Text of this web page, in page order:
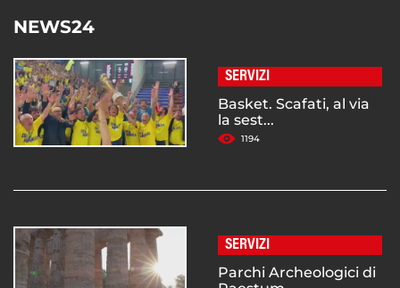
NEWS24
SERVIZI
Basket. Scafati, al via
la sest...
1194
SERVIZI
Parchi Archeologici di